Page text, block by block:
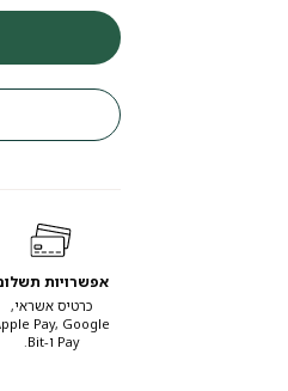
אפשרויות
כרטיס אשראי,
Pay, Google
Pay ו-Bit.